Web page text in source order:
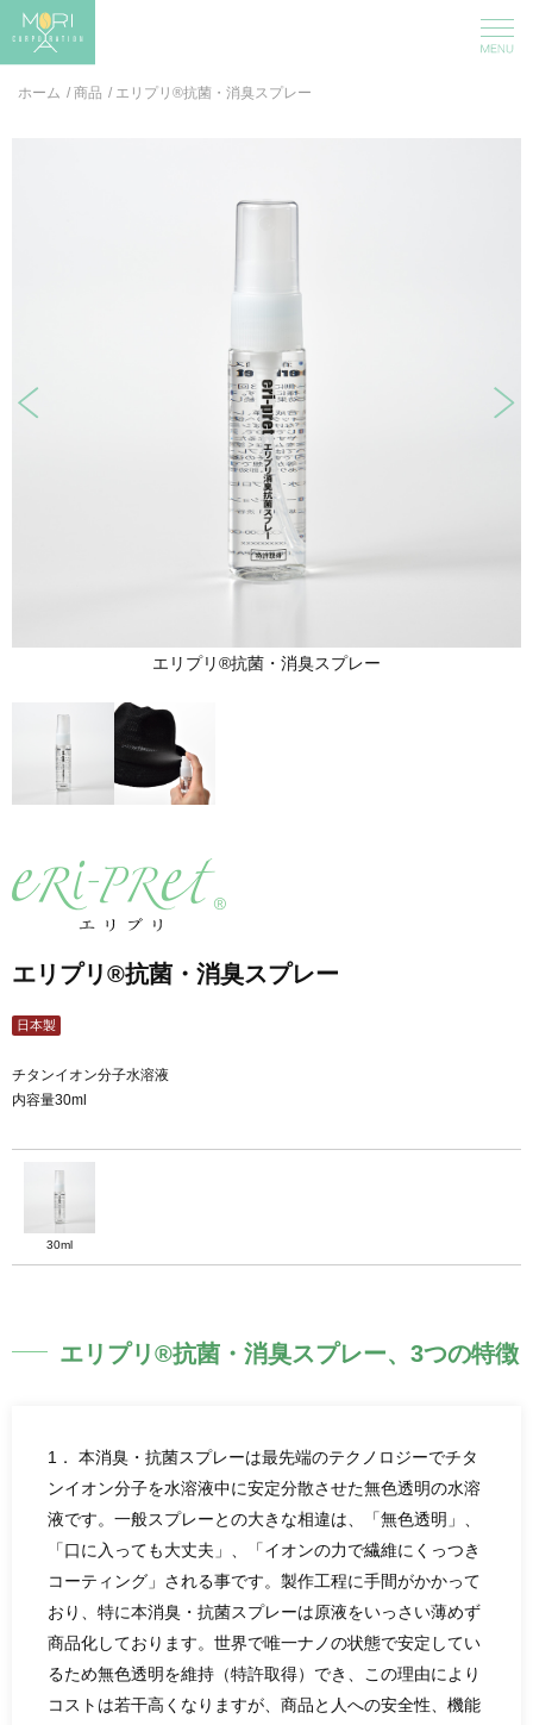
ホーム / 商品 / エリプリ®抗菌・消臭スプレー
エリプリ®抗菌・消臭スプレー
エリプリ®抗菌・消臭スプレー
日本製
チタンイオン分子水溶液
内容量30ml
30ml
エリプリ®抗菌・消臭スプレー、3つの特徴
1． 本消臭・抗菌スプレーは最先端のテクノロジーでチタ
ンイオン分子を水溶液中に安定分散させた無色透明の水溶
液です。一般スプレーとの大きな相違は、「無色透明」、
「口に入っても大丈夫」、「イオンの力で繊維にくっつき
コーティング」される事です。製作工程に手間がかかって
おり、特に本消臭・抗菌スプレーは原液をいっさい薄めず
商品化しております。世界で唯一ナノの状態で安定してい
るため無色透明を維持（特許取得）でき、この理由により
コストは若干高くなりますが、商品と人への安全性、機能